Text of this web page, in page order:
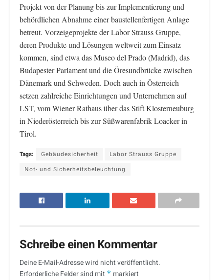
Projekt von der Planung bis zur Implementierung und
behördlichen Abnahme einer baustellenfertigen Anlage
betreut. Vorzeigeprojekte der Labor Strauss Gruppe,
deren Produkte und Lösungen weltweit zum Einsatz
kommen, sind etwa das Museo del Prado (Madrid), das
Budapester Parlament und die Öresundbrücke zwischen
Dänemark und Schweden. Doch auch in Österreich
setzen zahlreiche Einrichtungen und Unternehmen auf
LST, vom Wiener Rathaus über das Stift Klosterneuburg
in Niederösterreich bis zur Süßwarenfabrik Loacker in
Tirol.
Tags: Gebäudesicherheit
Labor Strauss Gruppe
Not- und Sicherheitsbeleuchtung
Schreibe einen Kommentar
Deine E-Mail-Adresse wird nicht veröffentlicht.
Erforderliche Felder sind mit * markiert